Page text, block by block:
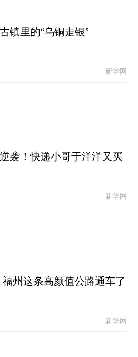
镇里的“乌铜走银”
新华网
袭！快递小哥于洋洋又买
新华网
州这条高颜值公路通车了
新华网